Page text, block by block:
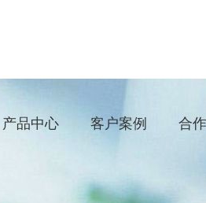
产品中心 客户案例 合